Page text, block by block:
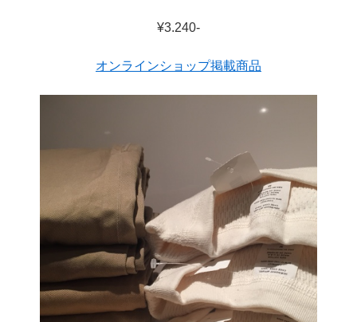
¥3.240-
オンラインショップ掲載商品